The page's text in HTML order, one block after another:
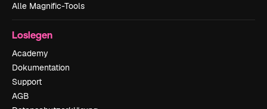
Alle Magnific-Tools
Loslegen
Academy
Dokumentation
Support
AGB